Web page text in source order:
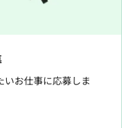
いお仕事に応募しま